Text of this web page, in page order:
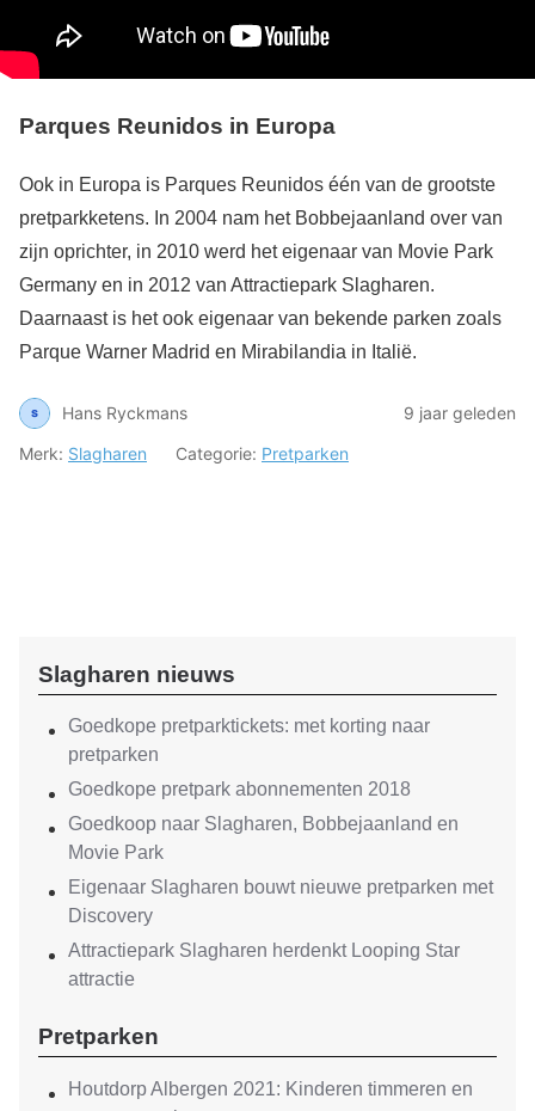
Parques Reunidos in Europa
Ook in Europa is Parques Reunidos één van de grootste
pretparkketens. In 2004 nam het Bobbejaanland over van
zijn oprichter, in 2010 werd het eigenaar van Movie Park
Germany en in 2012 van Attractiepark Slagharen.
Daarnaast is het ook eigenaar van bekende parken zoals
Parque Warner Madrid en Mirabilandia in Italië.
Hans Ryckmans
9 jaar geleden
Merk: Slagharen Categorie: Pretparken
Slagharen nieuws
Goedkope pretparktickets: met korting naar
pretparken
Goedkope pretpark abonnementen 2018
Goedkoop naar Slagharen, Bobbejaanland en
Movie Park
Eigenaar Slagharen bouwt nieuwe pretparken met
Discovery
Attractiepark Slagharen herdenkt Looping Star
attractie
Pretparken
Houtdorp Albergen 2021: Kinderen timmeren en